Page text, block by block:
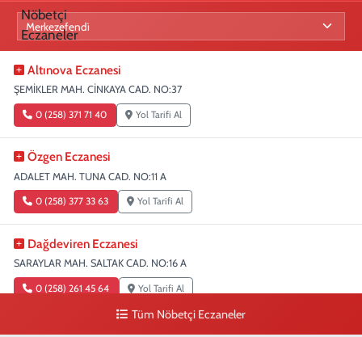
Altınova Eczanesi
ŞEMİKLER MAH. CİNKAYA CAD. NO:37
0 (258) 371 71 40 Yol Tarifi Al
Özgen Eczanesi
ADALET MAH. TUNA CAD. NO:11 A
0 (258) 377 33 63 Yol Tarifi Al
Dağdeviren Eczanesi
SARAYLAR MAH. SALTAK CAD. NO:16 A
0 (258) 261 45 64 Yol Tarifi Al
Tüm Nöbetçi Eczaneler